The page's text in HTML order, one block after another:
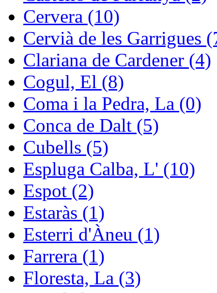
Cervera (10)
Cervià de les Garrigues
Clariana de Cardener (4)
Cogul, El (8)
Coma i la Pedra, La (0)
Conca de Dalt (5)
Cubells (5)
Espluga Calba, L' (10)
Espot (2)
Estaràs (1)
Esterri d'Àneu (1)
Farrera (1)
Floresta, La (3)